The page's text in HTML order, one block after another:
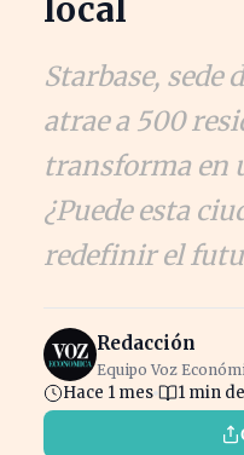
local
Starbase, sede
atrae a 500
transforma en
¿Puede esta
redefinir el
Redacción
Equipo Voz
Hace 1 mes 1 min